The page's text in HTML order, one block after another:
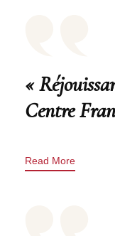
«
Centre
Read More